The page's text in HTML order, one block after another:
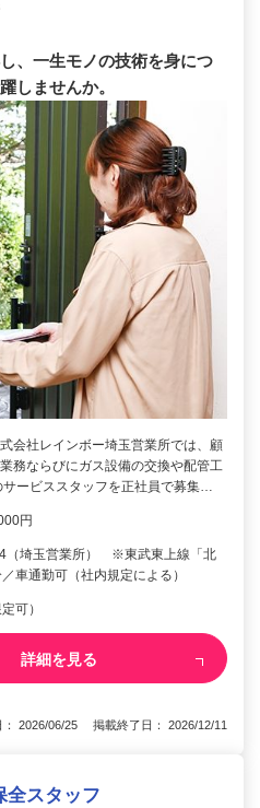
、一生モノの技術を身につ
しませんか。
会社レインボー埼玉営業所では、顧
務ならびにガス設備の交換や配管工
ービススタッフを正社員で募集…
円
（埼玉営業所） ※東武東上線「北
車通勤可（社内規定による）
可）
詳細を見る
： 2026/06/25 掲載終了日： 2026/12/11
全スタッフ